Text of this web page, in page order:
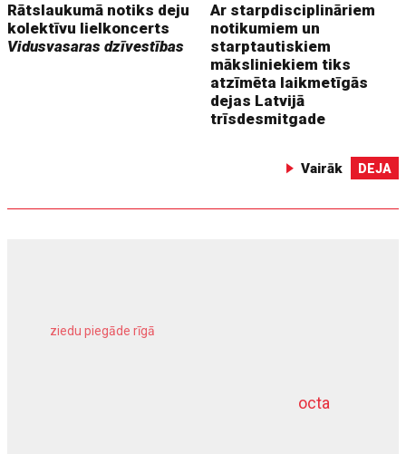
Rātslaukumā notiks deju
kolektīvu lielkoncerts
Vidusvasaras dzīvestības
Ar starpdisciplināriem
notikumiem un
starptautiskiem
māksliniekiem tiks
atzīmēta laikmetīgās
dejas Latvijā
trīsdesmitgade
Vairāk DEJA
octa
ziedu piegāde rīgā
dziļurbums